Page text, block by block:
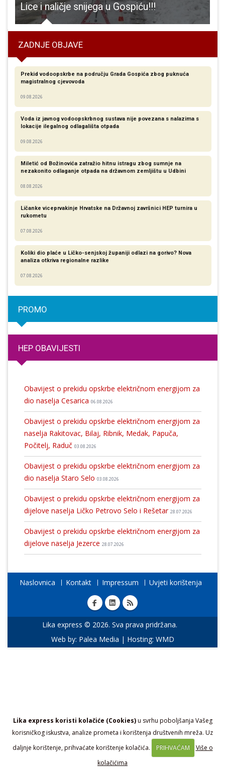
Lika express koristi kolačiće (Cookies)u svrhu poboljšanja Vašeg
korisničkog iskustva, analize prometa i korištenja društvenih mreža. Uz
daljnje korištenje, prihvaćate korištenje kolačića.
PRIHVAĆAM
Više o
kolačićima
Lice i naličje snijega u Gospiću!!!
ZADNJE OBJAVE
Prekid vodoopskrbe na području Grada Gospića zbog puknuća
magistralnog cjevovoda
09.08.2026
Voda iz javnog vodoopskrbnog sustava nije povezana s nalazima s
lokacije ilegalnog odlagališta otpada
09.08.2026
Miletić od Božinovića zatražio hitnu istragu zbog sumnje na
nezakonito odlaganje otpada na državnom zemljištu u Udbini
08.08.2026
Ličanke viceprvakinje Hrvatske na Državnoj završnici HEP turnira u
rukometu
07.08.2026
Koliki dio plaće u Ličko-senjskoj županiji odlazi na gorivo? Nova
analiza otkriva regionalne razlike​
07.08.2026
PROMO
HEP OBAVIJESTI
Obavijest o prekidu opskrbe električnom energijom za
dio naselja Cesarica 06.08.2026
Obavijest o prekidu opskrbe električnom energijom za
naselja Rakitovac, Bilaj, Ribnik, Medak, Papuča,
Počitelj, Raduč 03.08.2026
Obavijest o prekidu opskrbe električnom energijom za
dio naselja Staro Selo 03.08.2026
Obavijest o prekidu opskrbe električnom energijom za
dijelove naselja Ličko Petrovo Selo i Rešetar 28.07.2026
Obavijest o prekidu opskrbe električnom energijom za
dijelove naselja Jezerce 28.07.2026
Naslovnica Kontakt Impressum Uvjeti korištenja
Lika express © 2026. Sva prava pridržana.
Web by: Palea Media | Hosting: WMD